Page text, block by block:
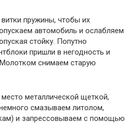
пружины, чтобы их
автомобиль и ослабляем
стойку. Попутно
пришли в негодность и
снимаем старую
металлической щеткой,
смазываем литолом,
и запрессовываем с помощью